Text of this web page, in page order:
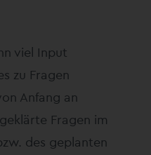
viel Input
zu Fragen
Anfang an
Fragen im
des geplanten